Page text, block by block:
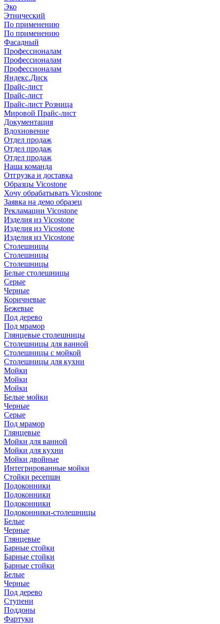
Эко
Этнический
По применению
По применению
Фасадный
Профессионалам
Профессионалам
Профессионалам
Яндекс.Диск
Прайс-лист
Прайс-лист
Прайс-лист Розница
Мировой Прайс-лист
Документация
Вдохновение
Отдел продаж
Отдел продаж
Отдел продаж
Наша команда
Отгрузка и доставка
Образцы Vicostone
Хочу обрабатывать Vicostone
Заявка на демо образец
Рекламации Vicostone
Изделия из Vicostone
Изделия из Vicostone
Изделия из Vicostone
Столешницы
Столешницы
Столешницы
Белые столешницы
Серые
Черные
Коричневые
Бежевые
Под дерево
Под мрамор
Глянцевые столешницы
Столешницы для ванной
Столешницы с мойкой
Столешницы для кухни
Мойки
Мойки
Мойки
Белые мойки
Черные
Серые
Под мрамор
Глянцевые
Мойки для ванной
Мойки для кухни
Мойки двойные
Интегрированные мойки
Стойки ресепшн
Подоконники
Подоконники
Подоконники
Подоконники-столешницы
Белые
Черные
Глянцевые
Барные стойки
Барные стойки
Барные стойки
Белые
Черные
Под дерево
Ступени
Поддоны
Фартуки